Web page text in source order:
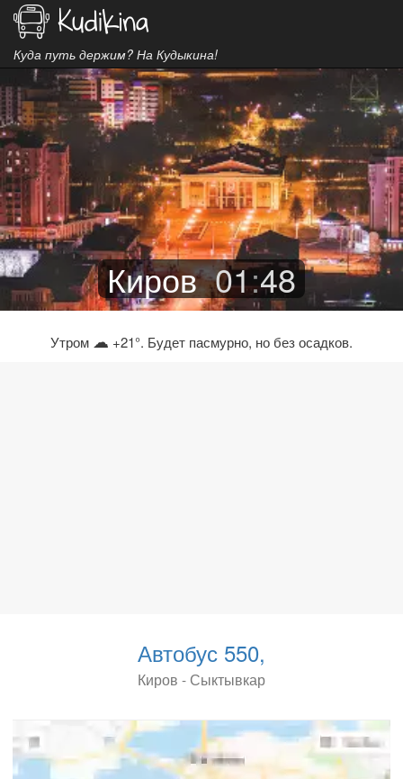
Куда путь держим? На Кудыкина!
Киров 01:48
Утром ☁ +21°. Будет пасмурно, но без осадков.
Автобус 550,
Киров - Сыктывкар